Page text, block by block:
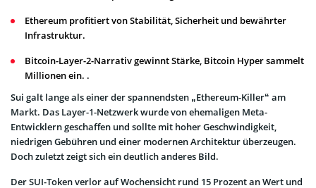
Ethereum profitiert von Stabilität, Sicherheit und bewährter
Infrastruktur.
Bitcoin-Layer-2-Narrativ gewinnt Stärke, Bitcoin Hyper sammelt
Millionen ein. .
Sui galt lange als einer der spannendsten „Ethereum-Killer“ am
Markt. Das Layer-1-Netzwerk wurde von ehemaligen Meta-
Entwicklern geschaffen und sollte mit hoher Geschwindigkeit,
niedrigen Gebühren und einer modernen Architektur überzeugen.
Doch zuletzt zeigt sich ein deutlich anderes Bild.
Der SUI-Token verlor auf Wochensicht rund 15 Prozent an Wert und